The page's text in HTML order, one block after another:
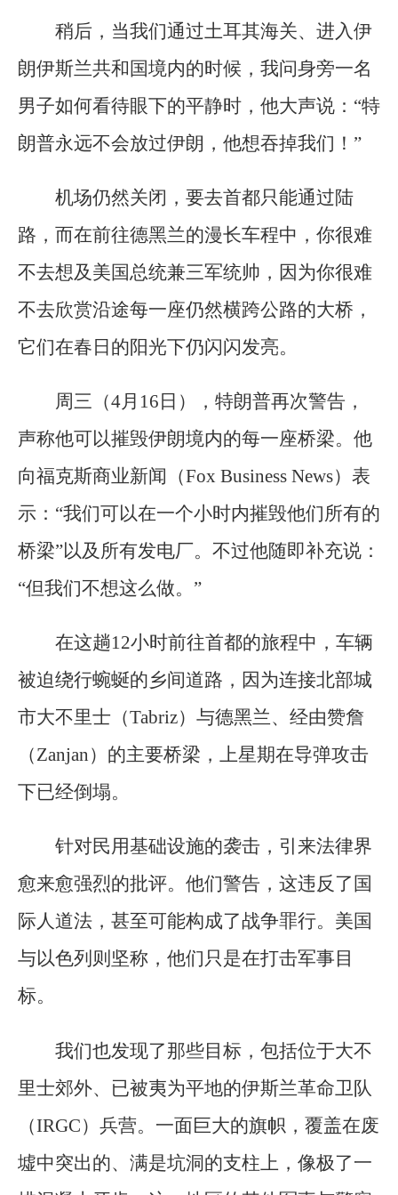
稍后，当我们通过土耳其海关、进入伊
朗伊斯兰共和国境内的时候，我问身旁一名
男子如何看待眼下的平静时，他大声说：“特
朗普永远不会放过伊朗，他想吞掉我们！”
机场仍然关闭，要去首都只能通过陆
路，而在前往德黑兰的漫长车程中，你很难
不去想及美国总统兼三军统帅，因为你很难
不去欣赏沿途每一座仍然横跨公路的大桥，
它们在春日的阳光下仍闪闪发亮。
周三（4月16日），特朗普再次警告，
声称他可以摧毁伊朗境内的每一座桥梁。他
向福克斯商业新闻（Fox Business News）表
示：“我们可以在一个小时内摧毁他们所有的
桥梁”以及所有发电厂。不过他随即补充说：
“但我们不想这么做。”
在这趟12小时前往首都的旅程中，车辆
被迫绕行蜿蜒的乡间道路，因为连接北部城
市大不里士（Tabriz）与德黑兰、经由赞詹
（Zanjan）的主要桥梁，上星期在导弹攻击
下已经倒塌。
针对民用基础设施的袭击，引来法律界
愈来愈强烈的批评。他们警告，这违反了国
际人道法，甚至可能构成了战争罪行。美国
与以色列则坚称，他们只是在打击军事目
标。
我们也发现了那些目标，包括位于大不
里士郊外、已被夷为平地的伊斯兰革命卫队
（IRGC）兵营。一面巨大的旗帜，覆盖在废
墟中突出的、满是坑洞的支柱上，像极了一